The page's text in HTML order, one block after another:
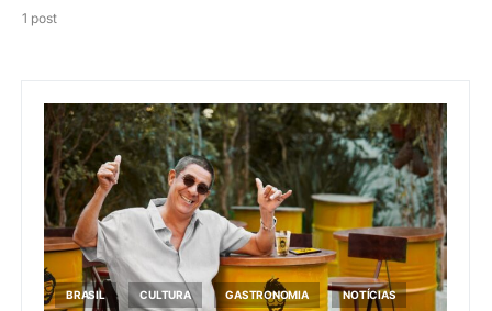
1 post
BRASIL CULTURA GASTRONOMIA NOTÍCIAS